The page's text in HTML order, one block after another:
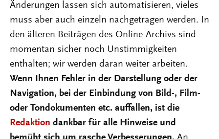
Änderungen lassen sich automatisieren, vieles
muss aber auch einzeln nachgetragen werden. In
den älteren Beiträgen des Online-Archivs sind
momentan sicher noch Unstimmigkeiten
enthalten; wir werden daran weiter arbeiten.
Wenn Ihnen Fehler in der Darstellung oder der
Navigation, bei der Einbindung von Bild-, Film-
oder Tondokumenten etc. auffallen, ist die
Redaktion dankbar für alle Hinweise und